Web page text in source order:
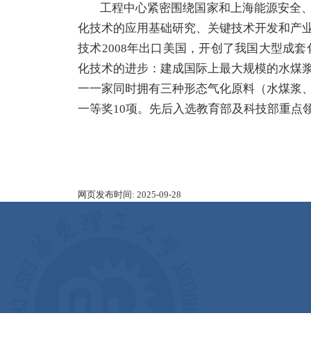
工程中心紧密围绕国家和上海能源安全
化技术的应用基础研究、关键技术开发和产
技术2008年出口美国，开创了我国大型成
化技术的进步：建成国际上最大规模的水煤
一一家同时拥有三种形态气化原料（水煤浆
一等奖10项。先后入选教育部及科技部重点
网页发布时间: 2025-09-28